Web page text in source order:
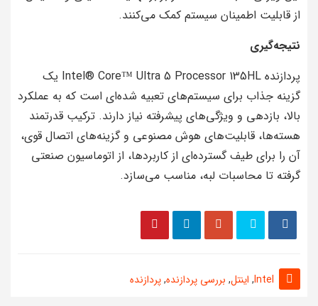
از قابلیت اطمینان سیستم کمک می‌کنند.
نتیجه‌گیری
پردازنده Intel® Core™ Ultra 5 Processor 135HL یک
گزینه جذاب برای سیستم‌های تعبیه شده‌ای است که به عملکرد
بالا، بازدهی و ویژگی‌های پیشرفته نیاز دارند. ترکیب قدرتمند
هسته‌ها، قابلیت‌های هوش مصنوعی و گزینه‌های اتصال قوی،
آن را برای طیف گسترده‌ای از کاربردها، از اتوماسیون صنعتی
گرفته تا محاسبات لبه، مناسب می‌سازد.
Intel
, اینتل, بررسی پردازنده,پردازنده